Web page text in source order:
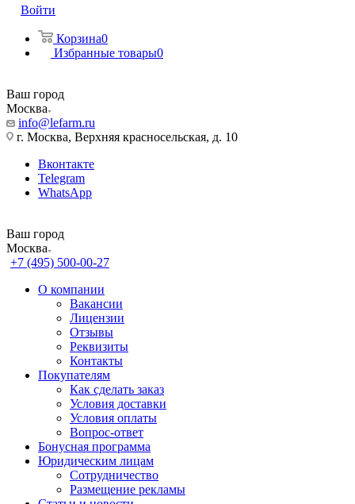
Войти
Корзина0
Избранные товары0
Ваш город
Москва
info@lefarm.ru
г. Москва, Верхняя красносельская, д. 10
Вконтакте
Telegram
WhatsApp
Ваш город
Москва
+7 (495) 500-00-27
О компании
Вакансии
Лицензии
Отзывы
Реквизиты
Контакты
Покупателям
Как сделать заказ
Условия доставки
Условия оплаты
Вопрос-ответ
Бонусная программа
Юридическим лицам
Сотрудничество
Размещение рекламы